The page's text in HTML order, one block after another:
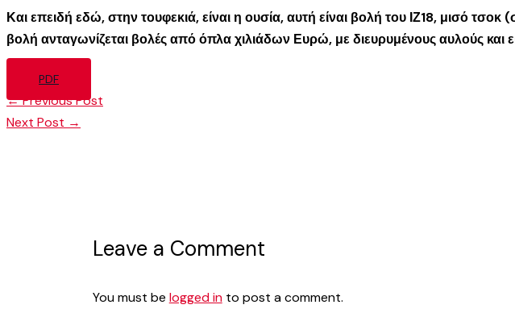
Και επειδή εδώ, στην τουφεκιά, είναι η ουσία, αυτή είναι βολή του ΙΖ18, μισό
βολή ανταγωνίζεται βολές από όπλα χιλιάδων Ευρώ, με διευρυμένους αυλούς και
PDF
←Previous Post
Next Post →
Leave a Comment
You must be logged into post a comment.